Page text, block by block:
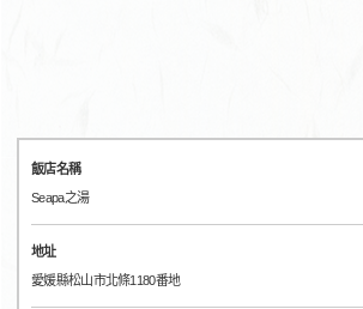
飯店名稱
Seapa之湯
地址
愛媛縣松山市北條1180番地